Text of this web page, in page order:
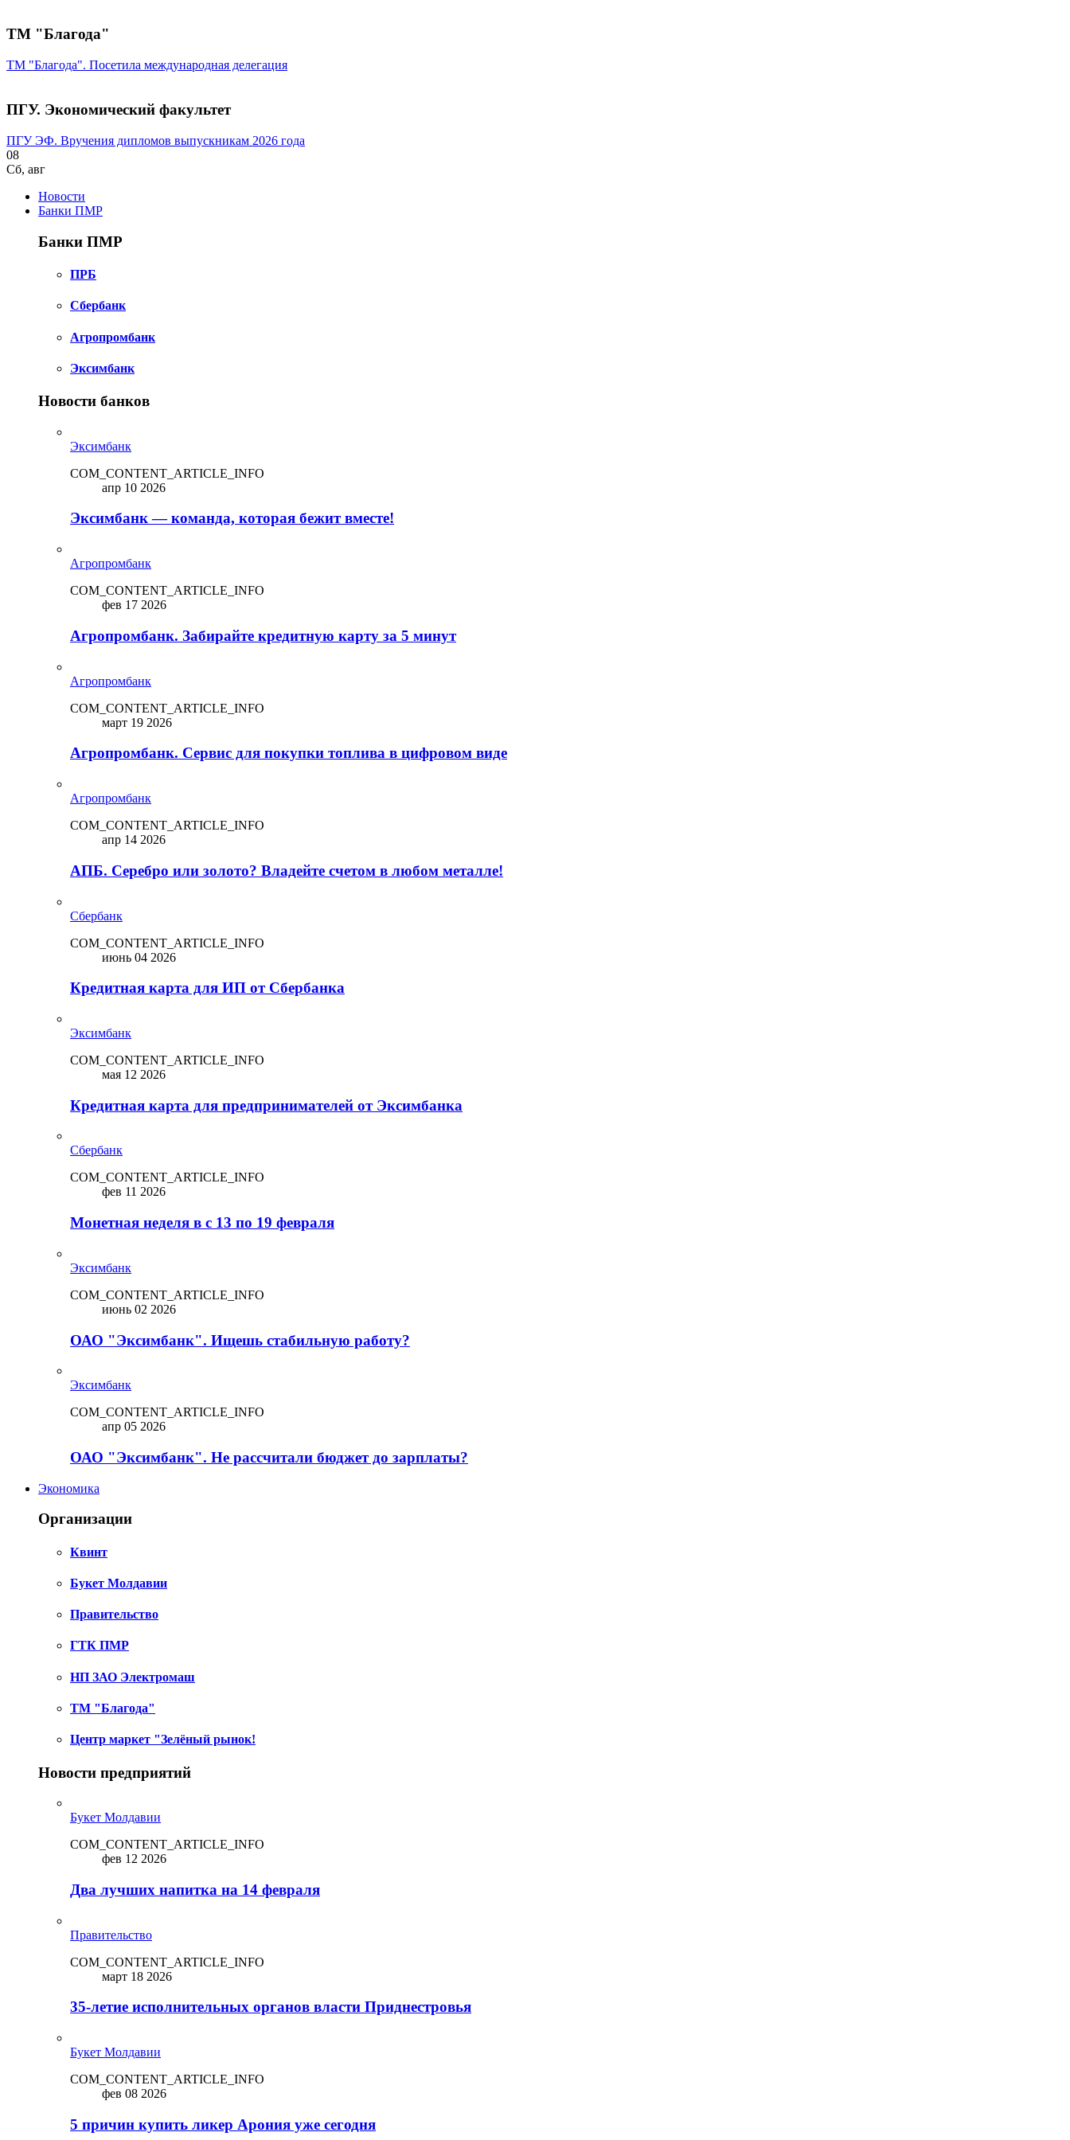
ТМ "Благода"
ТМ "Благода". Посетила международная делегация
ПГУ. Экономический факультет
ПГУ ЭФ. Вручения дипломов выпускникам 2026 года
08
Сб, авг
Новости
Банки ПМР
Банки ПМР
ПРБ
Сбербанк
Агропромбанк
Эксимбанк
Новости банков
Эксимбанк
COM_CONTENT_ARTICLE_INFO
апр 10 2026
Эксимбанк — команда, которая бежит вместе!
Агропромбанк
COM_CONTENT_ARTICLE_INFO
фев 17 2026
Агропромбанк. Забирайте кредитную карту за 5 минут
Агропромбанк
COM_CONTENT_ARTICLE_INFO
март 19 2026
Агропромбанк. Сервис для покупки топлива в цифровом виде
Агропромбанк
COM_CONTENT_ARTICLE_INFO
апр 14 2026
АПБ. Серебро или золото? Владейте счетом в любом металле!
Сбербанк
COM_CONTENT_ARTICLE_INFO
июнь 04 2026
Кредитная карта для ИП от Сбербанка
Эксимбанк
COM_CONTENT_ARTICLE_INFO
мая 12 2026
Кредитная карта для предпринимателей от Эксимбанка
Сбербанк
COM_CONTENT_ARTICLE_INFO
фев 11 2026
Монетная неделя в с 13 по 19 февраля
Эксимбанк
COM_CONTENT_ARTICLE_INFO
июнь 02 2026
ОАО "Эксимбанк". Ищешь стабильную работу?
Эксимбанк
COM_CONTENT_ARTICLE_INFO
апр 05 2026
ОАО "Эксимбанк". Не рассчитали бюджет до зарплаты?
Экономика
Организации
Квинт
Букет Молдавии
Правительство
ГТК ПМР
НП ЗАО Электромаш
ТМ "Благода"
Центр маркет "Зелёный рынок!
Новости предприятий
Букет Молдавии
COM_CONTENT_ARTICLE_INFO
фев 12 2026
Два лучших напитка на 14 февраля
Правительство
COM_CONTENT_ARTICLE_INFO
март 18 2026
35-летие исполнительных органов власти Приднестровья
Букет Молдавии
COM_CONTENT_ARTICLE_INFO
фев 08 2026
5 причин купить ликep Арония уже сегодня